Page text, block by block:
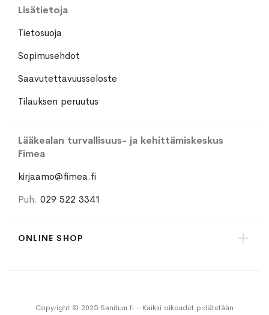
Lisätietoja
Tietosuoja
Sopimusehdot
Saavutettavuusseloste
Tilauksen peruutus
Lääkealan turvallisuus- ja kehittämiskeskus
Fimea
kirjaamo@fimea.fi
Puh. 029 522 3341
ONLINE SHOP
Copyright © 2025 Sanitum.fi - Kaikki oikeudet pidätetään